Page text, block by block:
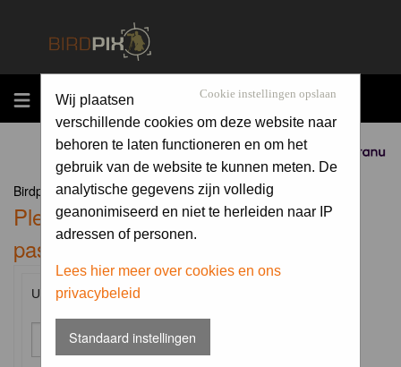
MENU
Sponsored by
Cookie instellingen opslaan
Wij plaatsen
verschillende cookies om deze website naar
behoren te laten functioneren en om het
gebruik van de website te kunnen meten. De
analytische gegevens zijn volledig
geanonimiseerd en niet te herleiden naar IP
adressen of personen.
Lees hier meer over cookies en ons
privacybeleid
Standaard instellingen
Birdpix.nl Forum Index
Please enter your username and
password to log in.
Username: